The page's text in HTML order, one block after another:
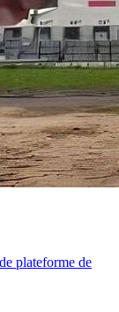
plateforme de